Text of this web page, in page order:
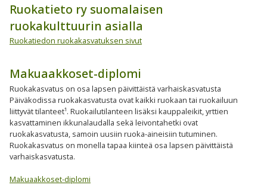
Ruokatieto ry suomalaisen
ruokakulttuurin asialla
Ruokatiedon ruokakasvatuksen sivut
Makuaakkoset-diplomi
Ruokakasvatus on osa lapsen päivittäistä varhaiskasvatusta
Päiväkodissa ruokakasvatusta ovat kaikki ruokaan tai ruokailuun
liittyvät tilanteet¹. Ruokailutilanteen lisäksi kauppaleikit, yrttien
kasvattaminen ikkunalaudalla sekä leivontahetki ovat
ruokakasvatusta, samoin uusiin ruoka-aineisiin tutuminen.
Ruokakasvatus on monella tapaa kiinteä osa lapsen päivittäistä
varhaiskasvatusta.
Makuaakkoset-diplomi